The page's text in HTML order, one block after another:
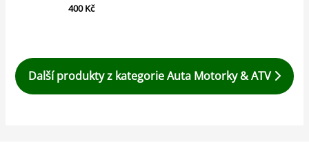
400Kč
Další produkty z kategorie Auta Motorky & ATV